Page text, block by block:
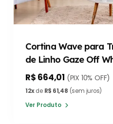
Cortina Wave para
de Linho Gaze Off
R$ 664,01 (PIX 10% OFF)
12xde R$ 61,48 (sem juros)
Ver Produto